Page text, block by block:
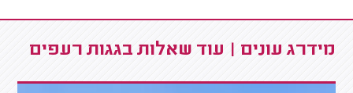
מידרג עונים | עוד שאלות בגגות רעפים